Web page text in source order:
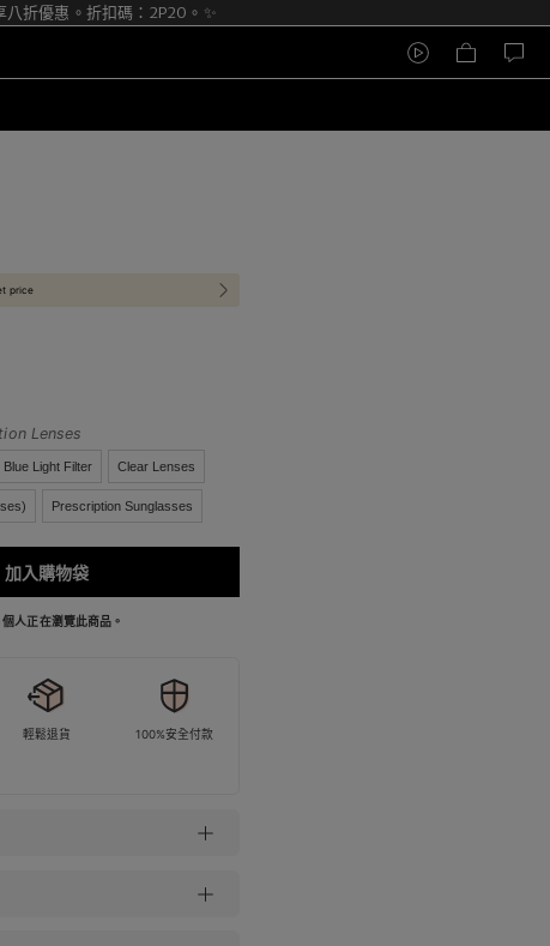
折優惠。折扣碼：2P20。✨
price
Lenses
Blue Light Filter Clear Lenses
Prescription Sunglasses
加入購物袋
人正在瀏覽此商品。
輕鬆退貨 100%安全付款